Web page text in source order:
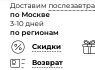
Доставим послезавтра
по Москве
3-10 дней
по регионам
Скидки
Возврат